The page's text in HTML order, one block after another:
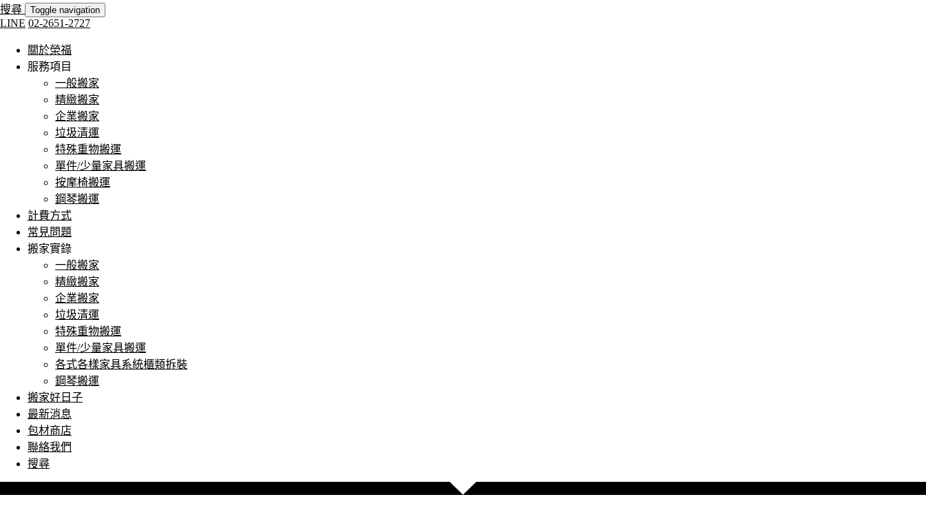
搜尋 Toggle navigation
LINE 02-2651-2727
關於榮福
服務項目
一般搬家
精緻搬家
企業搬家
垃圾清運
特殊重物搬運
單件/少量家具搬運
按摩椅搬運
鋼琴搬運
計費方式
常見問題
搬家實錄
一般搬家
精緻搬家
企業搬家
垃圾清運
特殊重物搬運
單件/少量家具搬運
各式各樣家具系統櫃類拆裝
鋼琴搬運
搬家好日子
最新消息
包材商店
聯絡我們
搜尋